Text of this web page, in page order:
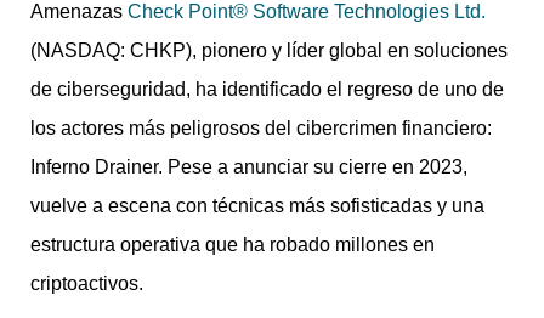
Amenazas Check Point® Software Technologies Ltd.
(NASDAQ: CHKP), pionero y líder global en soluciones
de ciberseguridad, ha identificado el regreso de uno de
los actores más peligrosos del cibercrimen financiero:
Inferno Drainer. Pese a anunciar su cierre en 2023,
vuelve a escena con técnicas más sofisticadas y una
estructura operativa que ha robado millones en
criptoactivos.